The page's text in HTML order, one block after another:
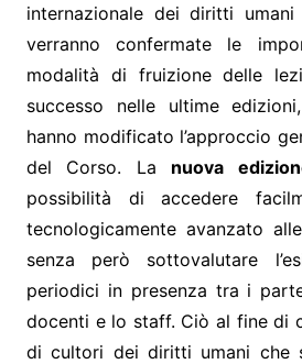
internazionale dei diritti umani
verranno confermate le
modalità di fruizione delle
successo nelle ultime
hanno modificato l’approccio
del Corso. La nuova
possibilità di accedere
tecnologicamente avanzato
senza però sottovalutare
periodici in presenza tra i
docenti e lo staff. Ciò al fine di
di cultori dei diritti umani che